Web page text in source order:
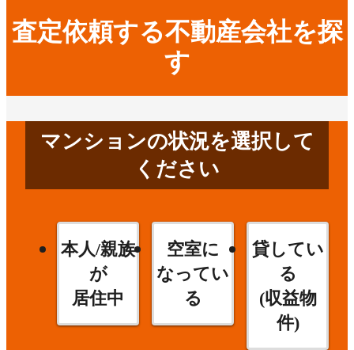
査定依頼する不動産会社を探
す
マンションの状況を選択して
ください
本人/親族
が
居住中
空室に
なってい
る
貸してい
る
(収益物
件)